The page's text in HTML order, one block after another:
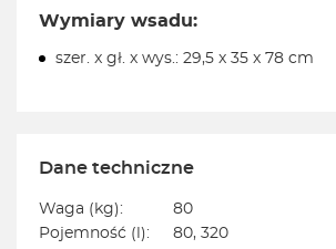
Wymiary wsadu:
szer. x gł. x wys.: 29,5 x 35 x 78 cm
Dane techniczne
Waga (kg):
80
Pojemność (l):
80, 320